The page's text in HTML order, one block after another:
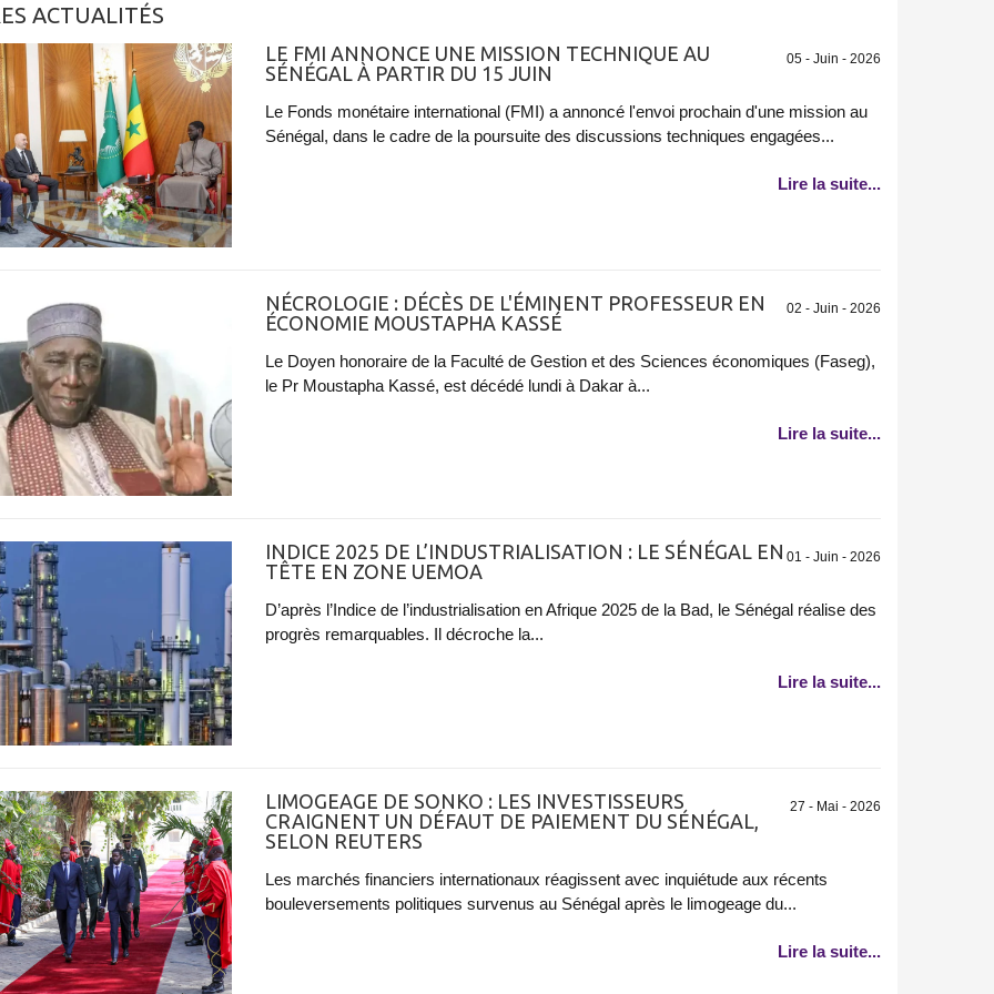
ACTUALITÉS
05 - Juin - 2026
LE FMI ANNONCE UNE MISSION TECHNIQUE AU
SÉNÉGAL À PARTIR DU 15 JUIN
Le Fonds monétaire international (FMI) a annoncé l'envoi prochain d'une mission au
Sénégal, dans le cadre de la poursuite des discussions techniques engagées...
Lire la suite...
02 - Juin - 2026
NÉCROLOGIE : DÉCÈS DE L'ÉMINENT PROFESSEUR EN
ÉCONOMIE MOUSTAPHA KASSÉ
Le Doyen honoraire de la Faculté de Gestion et des Sciences économiques (Faseg),
le Pr Moustapha Kassé, est décédé lundi à Dakar à...
Lire la suite...
01 - Juin - 2026
INDICE 2025 DE L’INDUSTRIALISATION : LE SÉNÉGAL EN
TÊTE EN ZONE UEMOA
D’après l’Indice de l’industrialisation en Afrique 2025 de la Bad, le Sénégal réalise des
progrès remarquables. Il décroche la...
Lire la suite...
27 - Mai - 2026
LIMOGEAGE DE SONKO : LES INVESTISSEURS
CRAIGNENT UN DÉFAUT DE PAIEMENT DU SÉNÉGAL,
SELON REUTERS
Les marchés financiers internationaux réagissent avec inquiétude aux récents
bouleversements politiques survenus au Sénégal après le limogeage du...
Lire la suite...